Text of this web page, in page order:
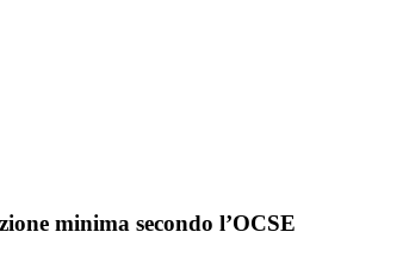
minima secondo l’OCSE